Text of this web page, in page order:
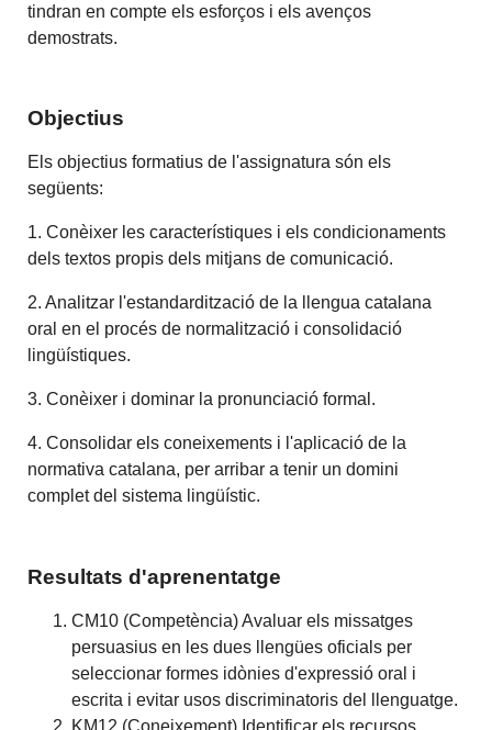
tindran en compte els esforços i els avenços
demostrats.
Objectius
Els objectius formatius de l'assignatura són els
següents:
1. Conèixer les característiques i els condicionaments
dels textos propis dels mitjans de comunicació.
2. Analitzar l'estandardització de la llengua catalana
oral en el procés de normalització i consolidació
lingüístiques.
3. Conèixer i dominar la pronunciació formal.
4. Consolidar els coneixements i l'aplicació de la
normativa catalana, per arribar a tenir un domini
complet del sistema lingüístic.
Resultats d'aprenentatge
CM10 (Competència) Avaluar els missatges
persuasius en les dues llengües oficials per
seleccionar formes idònies d'expressió oral i
escrita i evitar usos discriminatoris del llenguatge.
KM12 (Coneixement) Identificar els recursos